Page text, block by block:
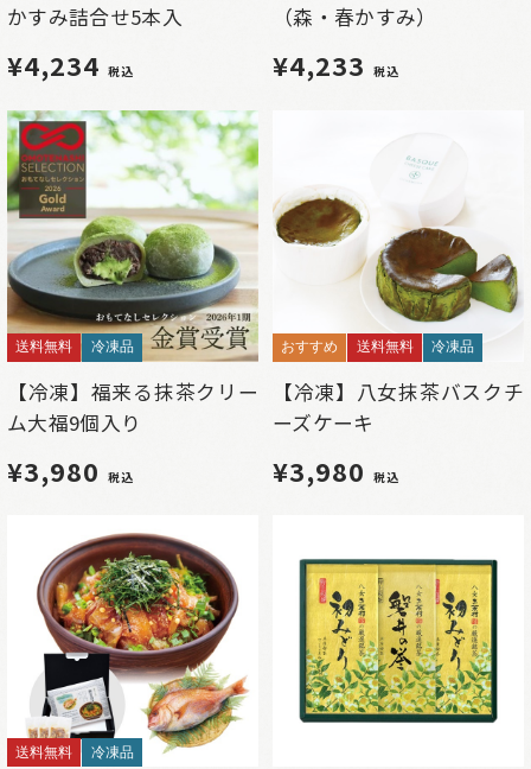
かすみ詰合せ5本入
¥4,234 税込
（森・春かすみ）
¥4,233 税込
送料無料 冷凍品
【冷凍】福来る抹茶クリー
ム大福9個入り
¥3,980 税込
おすすめ 送料無料 冷凍品
【冷凍】八女抹茶バスクチ
ーズケーキ
¥3,980 税込
送料無料 冷凍品